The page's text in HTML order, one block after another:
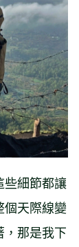
些細節都讓
天際線變
那是我下